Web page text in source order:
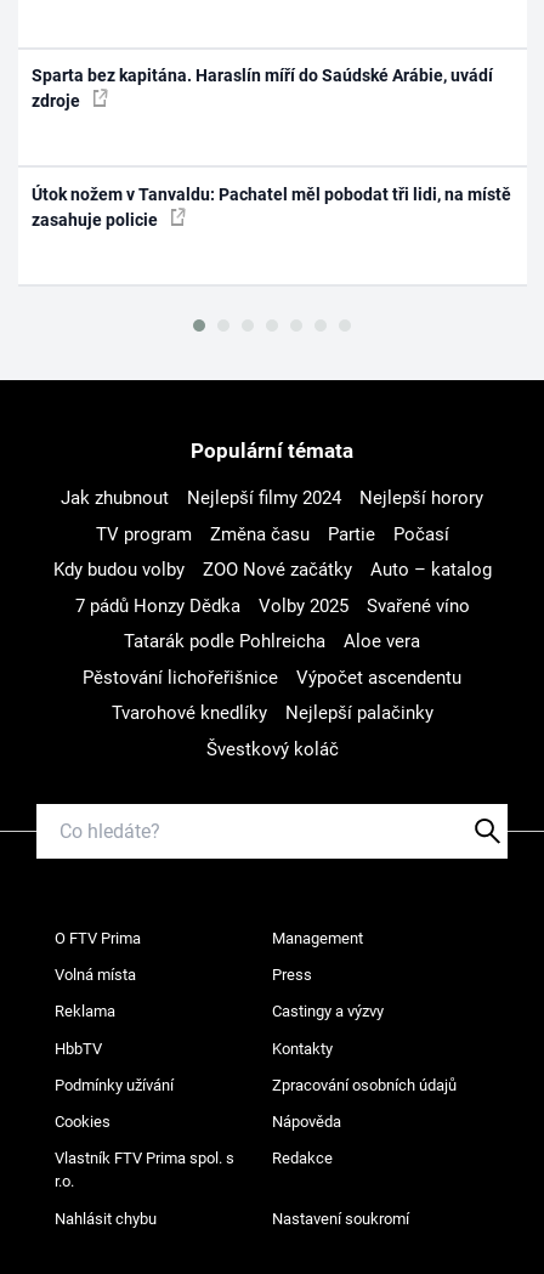
Sparta bez kapitána. Haraslín míří do Saúdské Arábie, uvádí
zdroje
Útok nožem v Tanvaldu: Pachatel měl pobodat tři lidi, na místě
zasahuje policie
Populární témata
Jak zhubnout Nejlepší filmy 2024
Nejlepší horory
TV program
Změna času Partie
Počasí
Kdy budou volby
ZOO Nové začátky
Auto – katalog
7 pádů Honzy Dědka
Volby 2025
Svařené víno
Tatarák podle Pohlreicha
Aloe vera
Pěstování lichořeřišnice
Výpočet ascendentu
Tvarohové knedlíky
Nejlepší palačinky
Švestkový koláč
O FTV Prima Management
Volná místa Press
Reklama Castingy a výzvy
HbbTV Kontakty
Podmínky užívání Zpracování osobních údajů
Cookies Nápověda
Vlastník FTV Prima spol. s
r.o.
Redakce
Nahlásit chybu Nastavení soukromí